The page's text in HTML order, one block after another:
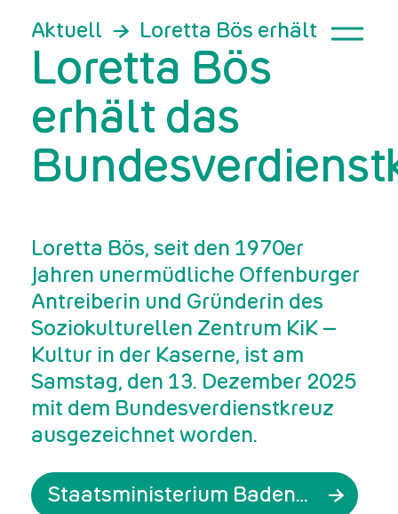
Aktuell Loretta Bös erhält das
Loretta Bös
erhält das
Loretta Bös, seit den 1970er
Jahren unermüdliche Offenburger
Antreiberin und Gründerin des
Soziokulturellen Zentrum KiK –
Kultur in der Kaserne, ist am
Samstag, den 13. Dezember 2025
mit dem Bundesverdienstkreuz
ausgezeichnet worden.
Staatsministerium Baden-Württemberg